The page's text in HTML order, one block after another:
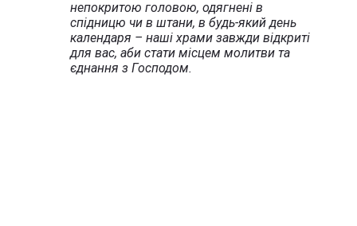
непокритою головою, одягнені в
спідницю чи в штани, в будь-який день
календаря – наші храми завжди відкриті
для вас, аби стати місцем молитви та
єднання з Господом.